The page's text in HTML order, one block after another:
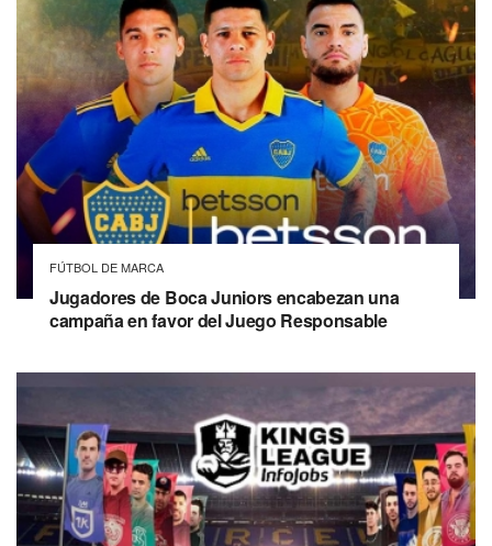
FÚTBOL DE MARCA
Jugadores de Boca Juniors encabezan una
campaña en favor del Juego Responsable